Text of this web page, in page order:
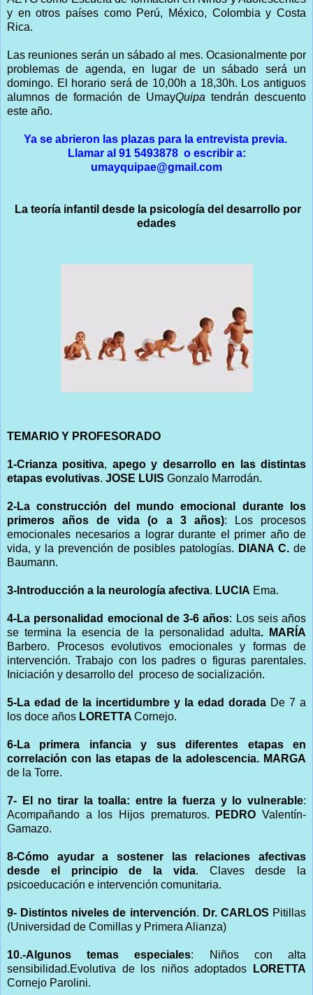
y en otros países como Perú, México, Colombia y Costa
Rica.
Las reuniones serán un sábado al mes. Ocasionalmente por
problemas de agenda, en lugar de un sábado será un
domingo. El horario será de 10,00h a 18,30h. Los antiguos
alumnos de formación de UmayQuipa tendrán descuento
este año.
Ya se abrieron las plazas para la entrevista previa.
Llamar al 91 5493878 o escribir a:
umayquipae@gmail.com
La teoría infantil desde la psicología del desarrollo por
edades
TEMARIO Y PROFESORADO
1-Crianza positiva, apego y desarrollo en las distintas
etapas evolutivas. JOSE LUIS Gonzalo Marrodán.
2-La construcción del mundo emocional durante los
primeros años de vida (o a 3 años): Los procesos
emocionales necesarios a lograr durante el primer año de
vida, y la prevención de posibles patologías. DIANA C.de
Baumann.
3-Introducción a la neurología afectiva. LUCIA Ema.
4-La personalidad emocional de 3-6 años: Los seis años
se termina la esencia de la personalidad adulta. MARÍA
Barbero. Procesos evolutivos emocionales y formas de
intervención. Trabajo con los padres o figuras parentales.
Iniciación y desarrollo del proceso de socialización.
5-La edad de la incertidumbre y la edad dorada De 7 a
los doce años LORETTA Cornejo.
6-La primera infancia y sus diferentes etapas en
correlación con las etapas de la adolescencia. MARGA
de la Torre.
7- El no tirar la toalla: entre la fuerza y lo vulnerable:
Acompañando a los Hijos prematuros.
PEDROValentín-
Gamazo.
8-Cómo ayudar a sostener las relaciones afectivas
desde el principio de la vida. Claves desde la
psicoeducación e intervención comunitaria.
9- Distintos niveles de intervención. Dr. CARLOS Pitillas
(Universidad de Comillas y Primera Alianza)
10.-Algunos temas especiales: Niños con alta
sensibilidad.Evolutiva de los niños adoptados
LORETTA
Cornejo Parolini.